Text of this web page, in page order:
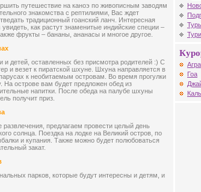
путешествие на каноэ по живописным заводям
знакомства с рептилиями, Вас ждет
традиционный гоанский ланч. Интересная
как растут знаменитые индийские специи –
фрукты – бананы, ананасы и многое другое.
и детей, оставленных без присмотра родителей :) С
и везет к пиратской шхуне. Шхуна направляется в
к необитаемым островам. Во время прогулки
На острове вам будет предложен обед из
напитки. После обеда на палубе шхуны
получит приз.
развлечения, предлагаем провести целый день
солнца. Поездка на лодке на Великий остров, по
и купания. Также можно будет полюбоваться
закат.
парков, которые будут интересны и детям, и
Агра
Гоа